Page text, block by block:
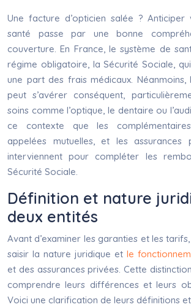
Une facture d’opticien salée ? Anticiper
santé passe par une bonne
couverture. En France, le système de
régime obligatoire, la Sécurité Sociale,
une part des frais médicaux.
peut s’avérer conséquent,
soins comme l’optique, le dentaire ou
ce contexte que les
appelées mutuelles, et les assurances
interviennent pour compléter les
Sécurité Sociale.
Définition et nature
deux entités
Avant d’examiner les garanties et les
saisir la nature juridique et le
et des assurances privées. Cette
comprendre leurs différences et leurs
Voici une clarification de leurs définitions